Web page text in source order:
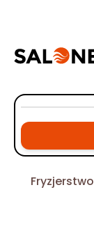
Fryzjerstwo